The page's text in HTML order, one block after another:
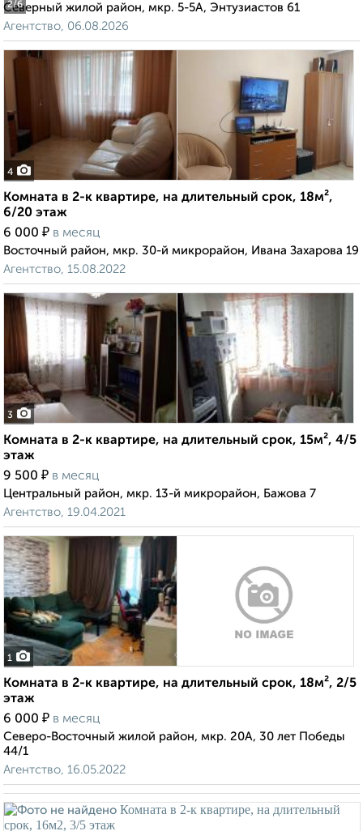
2/6
Северный жилой район, мкр. 5-5А, Энтузиастов 61
Агентство, 06.08.2026
4
Комната в 2-к квартире, на длительный срок, 18м²,
6/20 этаж
6 000 ₽ в месяц
Восточный район, мкр. 30-й микрорайон, Ивана Захарова 19
Агентство, 15.08.2022
3
Комната в 2-к квартире, на длительный срок, 15м², 4/5
этаж
9 500 ₽ в месяц
Центральный район, мкр. 13-й микрорайон, Бажова 7
Агентство, 19.04.2021
1
Комната в 2-к квартире, на длительный срок, 18м², 2/5
этаж
6 000 ₽ в месяц
Северо-Восточный жилой район, мкр. 20А, 30 лет Победы
44/1
Агентство, 16.05.2022